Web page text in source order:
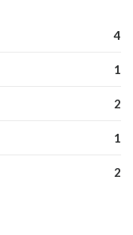
4
1
2
1
2